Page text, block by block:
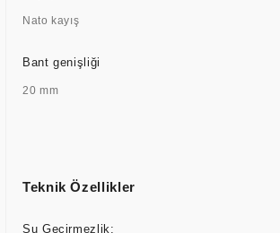
Nato kayış
Bant genişliği
20 mm
Teknik Özellikler
Su Geçirmezlik: